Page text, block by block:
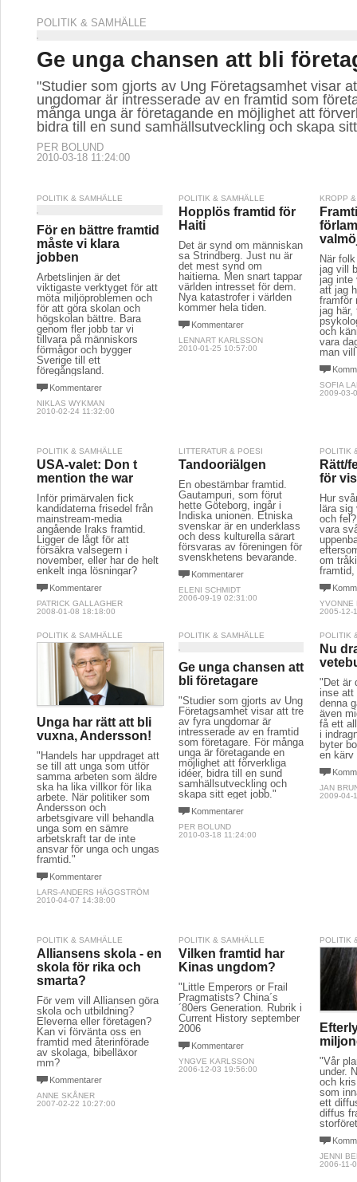
POLITIK & SAMHÄLLE
Ge unga chansen att bli
"Studier som gjorts av Ung Företagsamhet visar
ungdomar är intresserade av en framtid som
många unga är företagande en möjlighet att
bidra till en sund samhällsutveckling och skapa
PER BOLUND
2010-03-18 11:24:00
POLITIK & SAMHÄLLE
För en bättre framtid
måste vi klara
jobben
Arbetslinjen är det
viktigaste verktyget för att
möta miljöproblemen och
för att göra skolan och
högskolan bättre. Bara
genom fler jobb tar vi
tillvara på människors
förmågor och bygger
Sverige till ett
föregångsland.
Kommentarer
NIKLAS WYKMAN
2010-02-24 11:32:00
POLITIK & SAMHÄLLE
Hopplös framtid för
Haiti
Det är synd om människan
sa Strindberg. Just nu är
det mest synd om
haitierna. Men snart tappar
världen intresset för dem.
Nya katastrofer i världen
kommer hela tiden.
Kommentarer
LENNART KARLSSON
2010-01-25 10:57:00
KROPP
När
jag vill
jag inte
att jag
framför
jag här,
och
vara
man
SOFIA
2009-03-
POLITIK & SAMHÄLLE
USA-valet: Don t
mention the war
Inför primärvalen fick
kandidaterna frisedel från
mainstream-media
angående Iraks framtid.
Ligger de lågt för att
försäkra valsegern i
november, eller har de helt
enkelt inga lösningar?
Kommentarer
PATRICK GALLAGHER
2008-01-08 18:18:00
LITTERATUR & POESI
Tandooriälgen
En obestämbar framtid.
Gautampuri, som förut
hette Göteborg, ingår i
Indiska unionen. Etniska
svenskar är en underklass
och dess kulturella särart
försvaras av föreningen för
svenskhetens bevarande.
Kommentarer
ELENI SCHMIDT
2006-09-19 02:31:00
POLITIK
Rätt/
för
Hur
lära sig
och
vara
om
YVONNE
2005-12-
POLITIK & SAMHÄLLE
Unga har rätt att bli
vuxna, Andersson!
"Handels har uppdraget att
se till att unga som utför
samma arbeten som äldre
ska ha lika villkor för lika
arbete. När politiker som
Andersson och
arbetsgivare vill behandla
unga som en sämre
arbetskraft tar de inte
ansvar för unga och ungas
framtid."
Kommentarer
LARS-ANDERS HÄGGSTRÖM
2010-04-07 14:38:00
POLITIK & SAMHÄLLE
Ge unga chansen att
bli företagare
"Studier som gjorts av Ung
Företagsamhet visar att tre
av fyra ungdomar är
intresserade av en framtid
som företagare. För många
unga är företagande en
möjlighet att förverkliga
idéer, bidra till en sund
samhällsutveckling och
skapa sitt eget jobb."
Kommentarer
PER BOLUND
2010-03-18 11:24:00
POLITIK
Nu
"Det är
inse att
denna
även
få ett
i
byter
en kärv
JAN
2009-04-
POLITIK & SAMHÄLLE
Alliansens skola - en
skola för rika och
smarta?
För vem vill Alliansen göra
skola och utbildning?
Eleverna eller företagen?
Kan vi förvänta oss en
framtid med återinförade
av skolaga, bibelläxor
mm?
Kommentarer
ANNE SKÅNER
2007-02-22 10:27:00
POLITIK & SAMHÄLLE
Vilken framtid har
Kinas ungdom?
"Little Emperors or Frail
Pragmatists? China´s
´80ers Generation. Rubrik i
Current History september
2006
Kommentarer
YNGVE KARLSSON
2006-12-03 19:56:00
POLITIK
"Vår
under.
och
som
ett
diffus
JENNI
2006-11-